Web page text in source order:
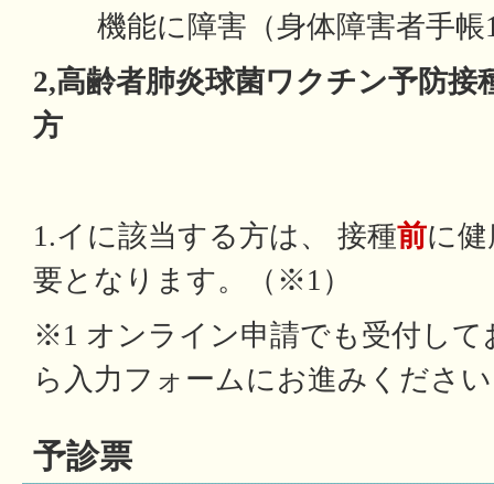
機能に障害（身体障害者手
2,高齢者肺炎球菌ワクチン予防
方
1.イに該当する方は、 接種前に
要となります。（※1）
※1 オンライン申請でも受付し
ら入力フォームにお進みくださ
予診票